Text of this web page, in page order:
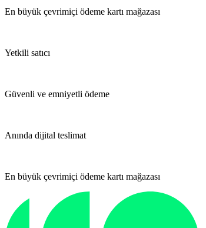
En büyük çevrimiçi ödeme kartı mağazası
Yetkili satıcı
Güvenli ve emniyetli ödeme
Anında dijital teslimat
En büyük çevrimiçi ödeme kartı mağazası